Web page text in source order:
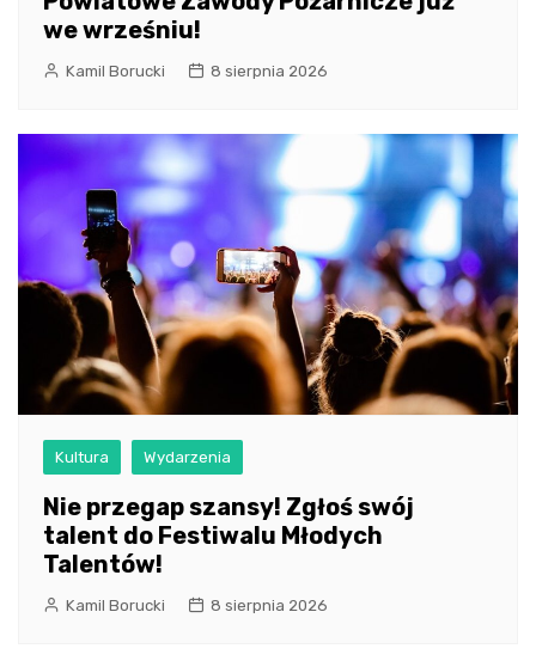
we wrześniu!
Kamil Borucki 8 sierpnia 2026
Kultura Wydarzenia
Nie przegap szansy! Zgłoś swój
talent do Festiwalu Młodych
Talentów!
Kamil Borucki 8 sierpnia 2026